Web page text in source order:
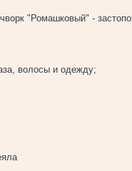
"Ромашковый" -
волосы и одежду;